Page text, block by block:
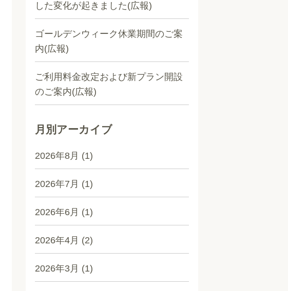
した変化が起きました(広報)
ゴールデンウィーク休業期間のご案
内(広報)
ご利用料金改定および新プラン開設
のご案内(広報)
月別アーカイブ
2026年8月 (1)
2026年7月 (1)
2026年6月 (1)
2026年4月 (2)
2026年3月 (1)